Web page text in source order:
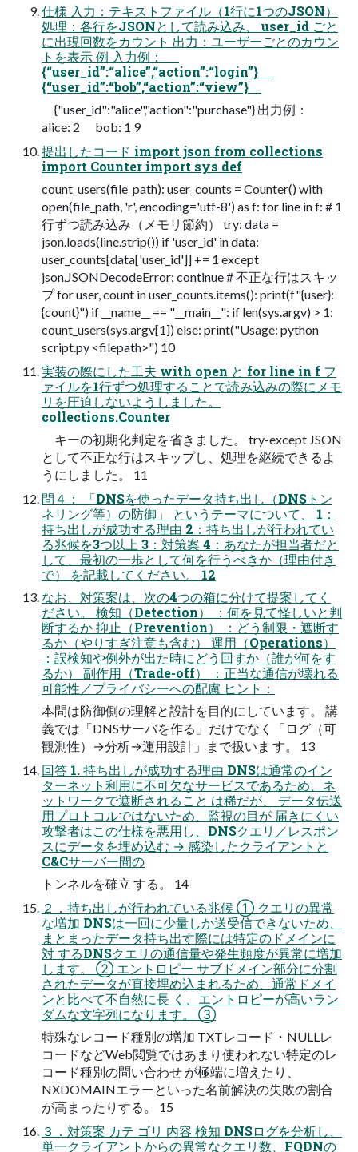
仕様 入力：テキストファイル（1行に1つのJSON）
処理：各行をJSONとして読み込み、 user_id ごと
に出現回数をカウント 出力：ユーザーごとのカウン
トを表示 例 入力例：
{“user_id”:“alice”,“action”:“login”}
{“user_id”:“bob”,“action”:“view”}
{"user_id":"alice","action":"purchase"} 出力例：
alice: 2 bob: 1 9
提出したコード import json from collections
import Counter import sys def
count_users(file_path): user_counts = Counter() with
open(file_path, 'r', encoding='utf-8') as f: for line in f: # 1
行ずつ読み込み（メモリ節約） try: data =
json.loads(line.strip()) if 'user_id' in data:
user_counts[data['user_id']] += 1 except
json.JSONDecodeError: continue # 不正な行はスキッ
プ for user, count in user_counts.items(): print(f"{user}:
{count}") if __name__ == "__main__": if len(sys.argv) > 1:
count_users(sys.argv[1]) else: print("Usage: python
script.py <filepath>") 10
実装の際にした工夫 with open と for line in f フ
ァイルを1行ずつ処理することで読み込みの際にメモ
リを圧迫しないようしました。
collections.Counter
キーの初期化判定を省きました。 try-except JSON
として不正な行はスキップし、処理を継続できるよ
うにしました。 11
問４： 「DNSを使ったデータ持ち出し（DNSトン
ネリング等）の防御」 というテーマについて、 1：
持ち出しが成功する理由 2：持ち出しが行われてい
る兆候を3つ以上 3：対策案 4：あなたが担当者だと
して、最初の一歩として何を行うべきか（理由付き
で） を記載してください。 12
なお、対策案は、次の4つの箱に分けて提案してく
ださい。 検知（Detection） ：何を見て怪しいと判
断するか 抑止（Prevention） ：どう制限・遮断す
るか（やりすぎ注意も含む） 運用（Operations）
：誤検知や例外が出た時にどう回すか（誰が何をす
るか） 副作用（Trade-off） ：正当な通信が壊れる
可能性／プライバシーへの配慮 ヒント：
本問は防御側の理解と設計を目的にしています。 講
義では「DNSサーバを作る」だけでなく「ログ（可
観測性）→分析→運用設計」まで扱いま す。 13
回答 1. 持ち出しが成功する理由 DNSは通常のイン
ターネット利用に不可欠なサービスであるため、ネ
ットワークで遮断されること は稀だが、 データ伝送
用プロトコルではないため、監視の目が 届きにくい
攻撃者はこの仕様を悪用し、DNSクエリ／レスポン
スにデータを埋め込む → 感染したクライアントと
C&Cサーバー間の
トンネルを確立 する。 14
２．持ち出しが行われている兆候 ① クエリの異常
な増加 DNSは一回に少量しか送受信できないため、
まとまったデータ持ち出す際には特定のドメインに
対 するDNSクエリの通信量や発生頻度が異常に増加
します。 ② エントロピー サブドメイン部分に分割
されたデータが直接埋め込まれるため、通常ドメイ
ンと比べて不自然に長 く、エントロピーが高いラン
ダムな文字列になります。 ③
特殊なレコード種別の増加 TXTレコード・NULLレ
コードなどWeb閲覧ではあまり使われない特定のレ
コード種別の問い合わせ が極端に増えたり、
NXDOMAINエラーといった名前解決の失敗の割合
が高まったりする。 15
３．対策案 カテ ゴリ 内容 検知 DNSログを分析し、
単一クライアントからの異常なクエリ数、FQDNの